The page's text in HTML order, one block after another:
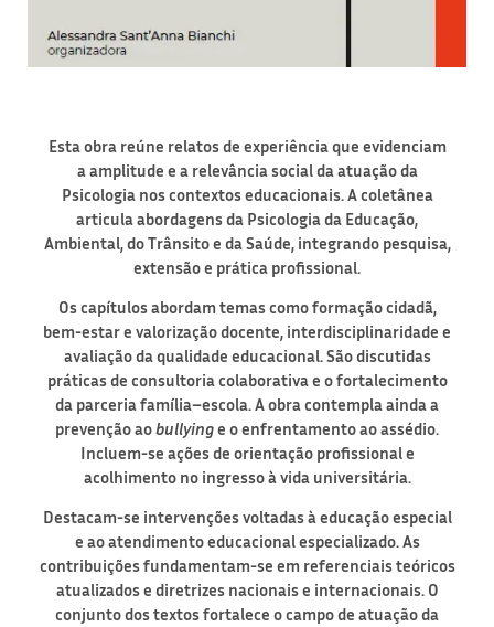
Esta obra reúne relatos de experiência que evidenciam
aamplitude e a relevância social da atuação da
Psicologia noscontextos educacionais. A coletânea
articula abordagens da Psicologia da Educação,
Ambiental, do Trânsito e da Saúde, integrando pesquisa,
extensão e prática profissional.
Os capítulosabordam temas como formação cidadã,
bem-estar e valorização docente, interdisciplinaridade e
avaliação da qualidade educacional. São discutidas
práticas de consultoriacolaborativa e o fortalecimento
da parceria família–escola. Aobra contempla ainda a
prevenção aobullyinge o enfrentamentoao assédio.
Incluem-se ações de orientação profissionale
acolhimento no ingresso à vida universitária.
Destacam-se intervenções voltadas à educação especial
e ao atendimentoeducacional especializado. As
contribuições fundamentam-se em referenciais teóricos
atualizados e diretrizes nacionais e internacionais. O
conjunto dos textos fortalece ocampo de atuação da